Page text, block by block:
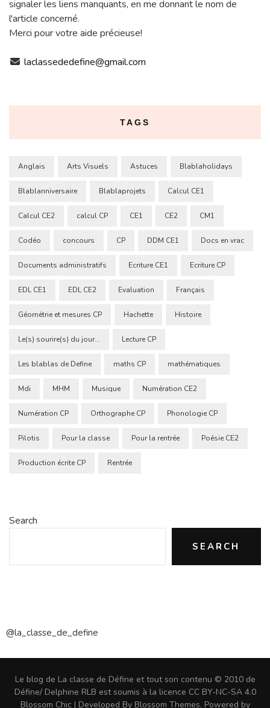
signaler les liens manquants, en me donnant le nom de
l'article concerné.
Merci pour votre aide précieuse!
laclassededefine@gmail.com
TAGS
Anglais Arts Visuels Astuces Blablaholidays
Blablanniversaire Blablaprojets Calcul CE1
Calcul CE2 calcul CP CE1 CE2 CM1
Codéo concours CP DDM CE1 Docs en vrac
Documents administratifs Ecriture CE1 Ecriture CP
EDL CE1 EDL CE2 Evaluation Français
Géométrie et mesures CP Hachette Histoire
Le(s) sourire(s) du jour... Lecture CP
Les blablas de Define maths CP mathématiques
Mdi MHM Musique Numération CE2
Numération CP Orthographe CP Phonologie CP
Pilotis Pour la classe Pour la rentrée Poésie CE2
Production écrite CP Rentrée
Search
SEARCH
@la_classe_de_define
Le blog de La classe de Défine et tout son contenu © 2010 de
Défine/ Delphine RLB est soumis à la licence CC BY-NC-SA 4.0
Blossom Chic | Developed By Blossom Themes. Powered by